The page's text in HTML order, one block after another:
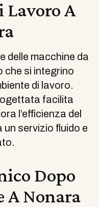
Lavoro A
delle macchine da
che si integrino
di lavoro.
facilita
l’efficienza del
servizio fluido e
Dopo
A Nonara